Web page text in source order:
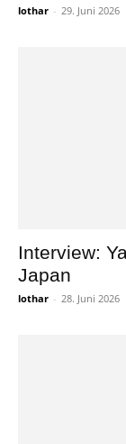
lothar - 29. Juni 2026
Interview:
Japan
lothar - 28. Juni 2026